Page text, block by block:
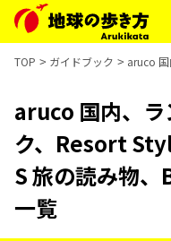
TOP ガイドブック aruco
aruco 国内、ラ
ク、Resort
S 旅の読み物、
一覧